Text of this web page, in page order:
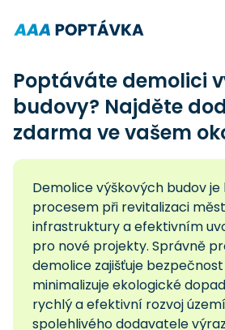
Poptáváte demolici
budovy? Najděte
zdarma ve vašem
Demolice výškových budov
procesem při revitalizaci
infrastruktury a efektivním
pro nové projekty. Správně
demolice zajišťuje
minimalizuje ekologické
rychlý a efektivní rozvoj
spolehlivého dodavatele